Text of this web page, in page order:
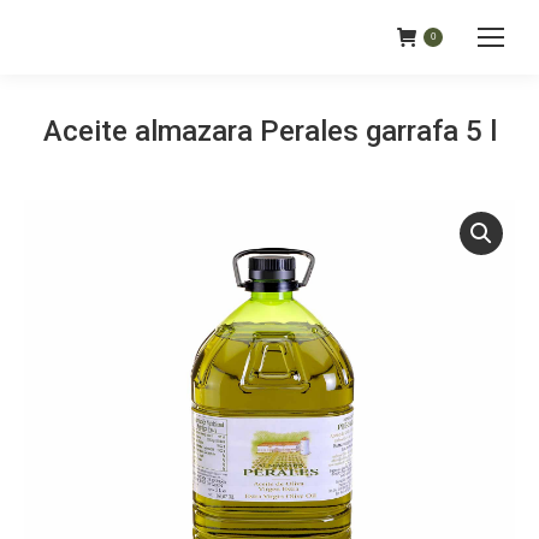
0
Aceite almazara Perales garrafa 5 l